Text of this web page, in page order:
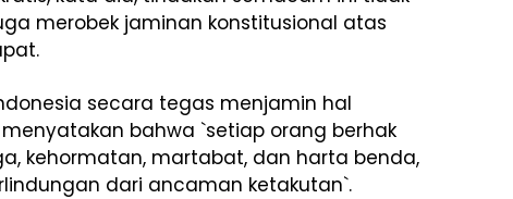
merobek jaminan konstitusional atas
secara tegas menjamin hal
menyatakan bahwa `setiap orang berhak
kehormatan, martabat, dan harta benda,
dari ancaman ketakutan`.